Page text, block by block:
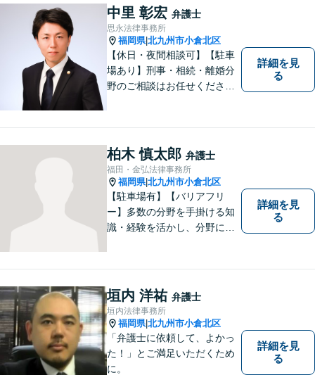
える問題に注力しております
ので、お気軽にご相談くださ
いませ。【駐車場あり】
中里 彰宏 弁護士
思永法律事務所
福岡県|北九州市小倉北区
【休日・夜間相談可】【駐車
場あり】刑事・相続・離婚分
野のご相談はお任せくださ
に尽力します。フリーターか
ら弁護士になった特殊な経緯
あり。【電話相談可】
詳細を見
る
柏木 慎太郎 弁護士
福田・金弘法律事務所
福岡県|北九州市小倉北区
【駐車場有】【バリアフリ
ー】多数の分野を手掛ける知
識・経験を活かし、分野にと
かりやすいリーガルサービス
を提供致します。メール相談
やビデオ面談にも柔軟に対応
しております。 まずは、ご相
談ください。
詳細を見
る
垣内 洋祐 弁護士
垣内法律事務所
福岡県|北九州市小倉北区
「弁護士に依頼して、よかっ
た！」とご満足いただくため
に。
詳細を見
る